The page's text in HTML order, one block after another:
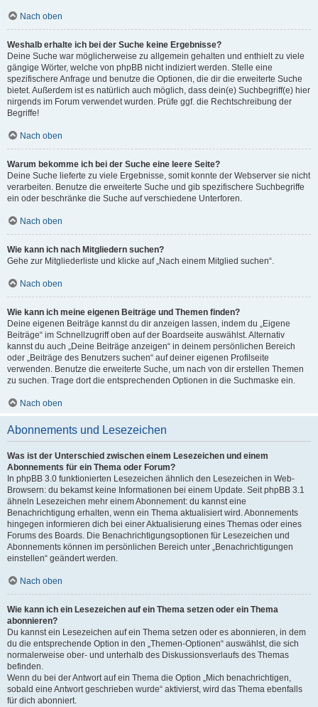
Nach oben
Weshalb erhalte ich bei der Suche keine Ergebnisse?
Deine Suche war möglicherweise zu allgemein gehalten und enthielt zu viele
gängige Wörter, welche von phpBB nicht indiziert werden. Stelle eine
spezifischere Anfrage und benutze die Optionen, die dir die erweiterte Suche
bietet. Außerdem ist es natürlich auch möglich, dass dein(e) Suchbegriff(e) hier
nirgends im Forum verwendet wurden. Prüfe ggf. die Rechtschreibung der
Begriffe!
Nach oben
Warum bekomme ich bei der Suche eine leere Seite?
Deine Suche lieferte zu viele Ergebnisse, somit konnte der Webserver sie nicht
verarbeiten. Benutze die erweiterte Suche und gib spezifischere Suchbegriffe
ein oder beschränke die Suche auf verschiedene Unterforen.
Nach oben
Wie kann ich nach Mitgliedern suchen?
Gehe zur Mitgliederliste und klicke auf „Nach einem Mitglied suchen“.
Nach oben
Wie kann ich meine eigenen Beiträge und Themen finden?
Deine eigenen Beiträge kannst du dir anzeigen lassen, indem du „Eigene
Beiträge“ im Schnellzugriff oben auf der Boardseite auswählst. Alternativ
kannst du auch „Deine Beiträge anzeigen“ in deinem persönlichen Bereich
oder „Beiträge des Benutzers suchen“ auf deiner eigenen Profilseite
verwenden. Benutze die erweiterte Suche, um nach von dir erstellen Themen
zu suchen. Trage dort die entsprechenden Optionen in die Suchmaske ein.
Nach oben
Abonnements und Lesezeichen
Was ist der Unterschied zwischen einem Lesezeichen und einem
Abonnements für ein Thema oder Forum?
In phpBB 3.0 funktionierten Lesezeichen ähnlich den Lesezeichen in Web-
Browsern: du bekamst keine Informationen bei einem Update. Seit phpBB 3.1
ähneln Lesezeichen mehr einem Abonnement: du kannst eine
Benachrichtigung erhalten, wenn ein Thema aktualisiert wird. Abonnements
hingegen informieren dich bei einer Aktualisierung eines Themas oder eines
Forums des Boards. Die Benachrichtigungsoptionen für Lesezeichen und
Abonnements können im persönlichen Bereich unter „Benachrichtigungen
einstellen“ geändert werden.
Nach oben
Wie kann ich ein Lesezeichen auf ein Thema setzen oder ein Thema
abonnieren?
Du kannst ein Lesezeichen auf ein Thema setzen oder es abonnieren, in dem
du die entsprechende Option in den „Themen-Optionen“ auswählst, die sich
normalerweise ober- und unterhalb des Diskussionsverlaufs des Themas
befinden.
Wenn du bei der Antwort auf ein Thema die Option „Mich benachrichtigen,
sobald eine Antwort geschrieben wurde“ aktivierst, wird das Thema ebenfalls
für dich abonniert.